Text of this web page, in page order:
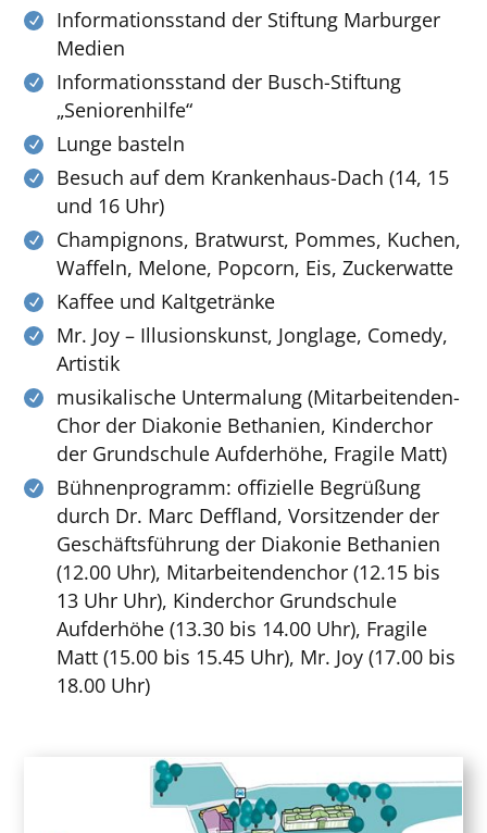
Informationsstand der Stiftung Marburger
Medien
Informationsstand der Busch-Stiftung
„Seniorenhilfe“
Lunge basteln
Besuch auf dem Krankenhaus-Dach (14, 15
und 16 Uhr)
Champignons, Bratwurst, Pommes, Kuchen,
Waffeln, Melone, Popcorn, Eis, Zuckerwatte
Kaffee und Kaltgetränke
Mr. Joy – Illusionskunst, Jonglage, Comedy,
Artistik
musikalische Untermalung (Mitarbeitenden-
Chor der Diakonie Bethanien, Kinderchor
der Grundschule Aufderhöhe, Fragile Matt)
Bühnenprogramm: offizielle Begrüßung
durch Dr. Marc Deffland, Vorsitzender der
Geschäftsführung der Diakonie Bethanien
(12.00 Uhr), Mitarbeitendenchor (12.15 bis
13 Uhr Uhr), Kinderchor Grundschule
Aufderhöhe (13.30 bis 14.00 Uhr), Fragile
Matt (15.00 bis 15.45 Uhr), Mr. Joy (17.00 bis
18.00 Uhr)